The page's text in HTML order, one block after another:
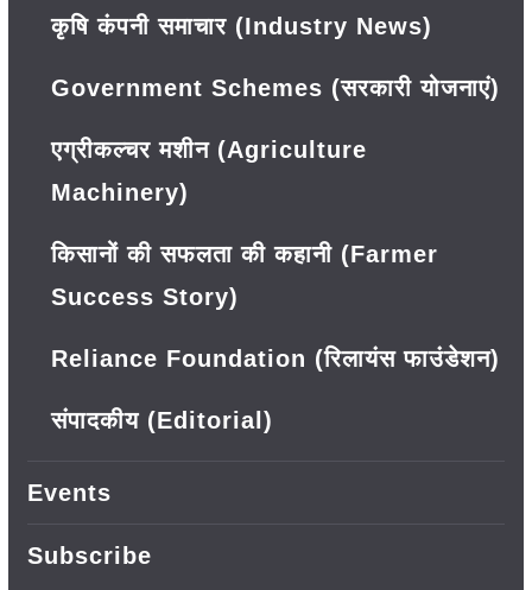
कृषि कंपनी समाचार (Industry News)
Government Schemes (सरकारी योजनाएं)
एग्रीकल्चर मशीन (Agriculture
Machinery)
किसानों की सफलता की कहानी (Farmer
Success Story)
Reliance Foundation (रिलायंस फाउंडेशन)
संपादकीय (Editorial)
Events
Subscribe